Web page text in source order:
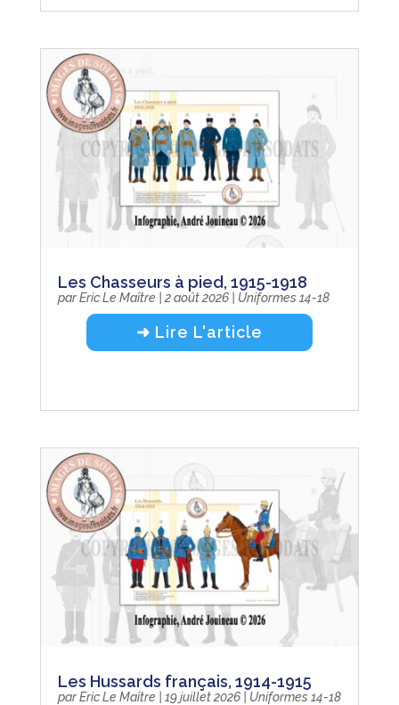
Les Chasseurs à pied, 1915-1918
parEric Le Maître 2 août 2026| Uniformes 14-18
➜ Lire L'article
Les Hussards français, 1914-1915
parEric Le Maître 19 juillet 2026| Uniformes 14-18